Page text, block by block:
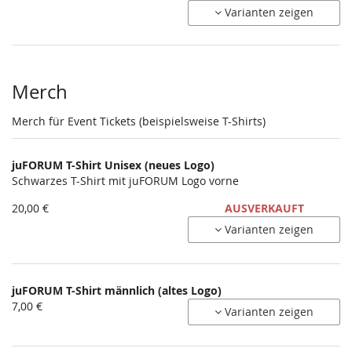
Varianten zeigen
Merch
Merch für Event Tickets (beispielsweise T-Shirts)
juFORUM T-Shirt Unisex (neues Logo)
Schwarzes T-Shirt mit juFORUM Logo vorne
20,00 €
AUSVERKAUFT
Varianten zeigen
juFORUM T-Shirt männlich (altes Logo)
7,00 €
Varianten zeigen